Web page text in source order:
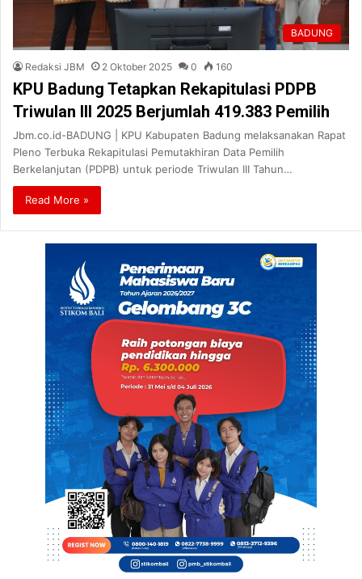
BADUNG
Redaksi JBM 2 Oktober 2025 0 160
KPU Badung Tetapkan Rekapitulasi PDPB
Triwulan III 2025 Berjumlah 419.383 Pemilih
Jbm.co.id-BADUNG | KPU Kabupaten Badung melaksanakan Rapat
Pleno Terbuka Rekapitulasi Pemutakhiran Data Pemilih
Berkelanjutan (PDPB) untuk periode Triwulan III Tahun…
Read More »